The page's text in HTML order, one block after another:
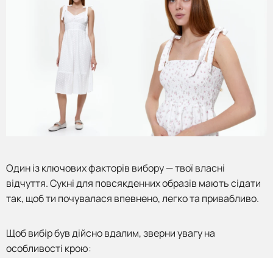
Один із ключових факторів вибору — твої власні
відчуття. Сукні для повсякденних образів мають сідати
так, щоб ти почувалася впевнено, легко та привабливо.
Щоб вибір був дійсно вдалим, зверни увагу на
особливості крою: